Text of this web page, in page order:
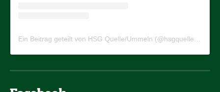
Ein Beitrag geteilt von HSG Quelle/Ummeln (@hsgquelleummeln)